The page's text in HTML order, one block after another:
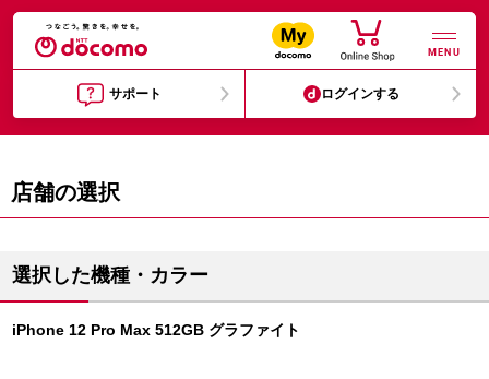
MENU
サポート ログインする
店舗の選択
選択した機種・カラー
iPhone 12 Pro Max 512GB グラファイト